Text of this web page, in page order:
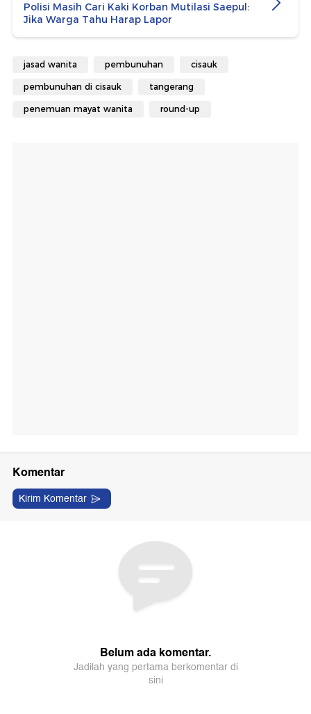
Polisi Masih Cari Kaki Korban Mutilasi Saepul:
Jika Warga Tahu Harap Lapor
jasad wanita pembunuhan cisauk
pembunuhan di cisauk tangerang
penemuan mayat wanita round-up